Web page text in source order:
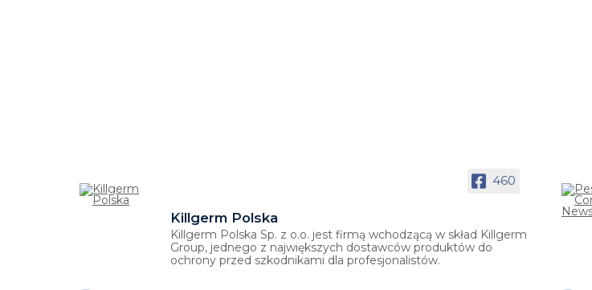
460
Killgerm Polska
Killgerm Polska Sp. z o.o. jest firmą wchodzącą w skład Killgerm
Group, jednego z największych dostawców produktów do
ochrony przed szkodnikami dla profesjonalistów.